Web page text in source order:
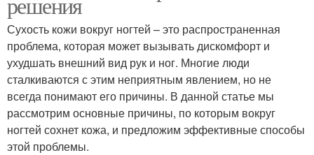
Сухость кожи вокруг ногтей – это распространенная
проблема, которая может вызывать дискомфорт и
ухудшать внешний вид рук и ног. Многие люди
сталкиваются с этим неприятным явлением, но не
всегда понимают его причины. В данной статье мы
рассмотрим основные причины, по которым вокруг
ногтей сохнет кожа, и предложим эффективные способы
этой проблемы.